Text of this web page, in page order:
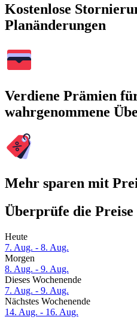
Kostenlose
Planänderungen
Verdiene Prämien
wahrgenommene
Mehr sparen mit
Überprüfe die
Heute
7. Aug. - 8. Aug.
Morgen
8. Aug. - 9. Aug.
Dieses Wochenende
7. Aug. - 9. Aug.
Nächstes Wochenende
14. Aug. - 16. Aug.